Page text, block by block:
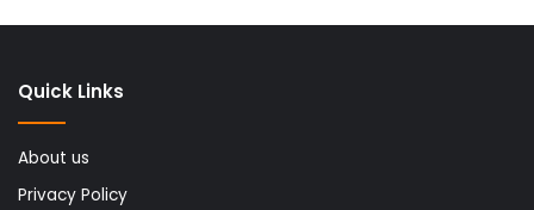
Quick Links
About us
Privacy Policy